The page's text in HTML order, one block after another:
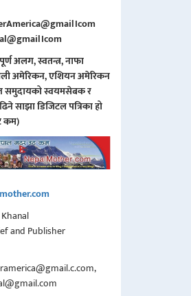
अलग, स्वतन्त्र, नाफा
अमेरिकन, एशियन अमेरिकन
समुदायको स्वयमसेबक र
साझा डिजिटल पत्रिका हो
कम)
and Publisher